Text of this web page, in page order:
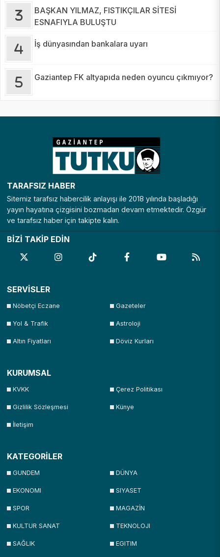
BAŞKAN YILMAZ, FISTIKÇILAR SİTESİ
ESNAFIYLA BULUŞTU
İş dünyasından bankalara uyarı
Gaziantep FK altyapıda neden oyuncu çıkmıyor?
TARAFSIZ HABER
Sitemiz tarafsız habercilik anlayışı ile 2018 yılında başladığı
yayın hayatına çizgisini bozmadan devam etmektedir. Özgür
ve tarafsız haber için takipte kalın.
BİZİ TAKİP EDİN
SERVİSLER
Nöbetçi Eczane Gazeteler
Yol & Trafik Astroloji
Altın Fiyatları Döviz Kurları
KURUMSAL
KVKK Çerez Politikası
Gizlilik Sözleşmesi Künye
İletişim
KATEGORİLER
GUNDEM DÜNYA
EKONOMI SIYASET
SPOR MAGAZİN
KULTUR SANAT TEKNOLOJI
SAĞLIK EGITIM